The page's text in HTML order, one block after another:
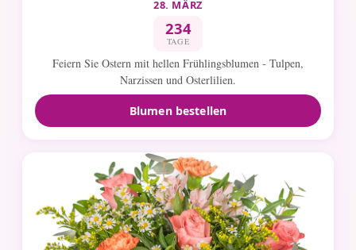
28. MÄRZ
234
TAGE
Feiern Sie Ostern mit hellen Frühlingsblumen - Tulpen,
Narzissen und Osterlilien.
Blumen bestellen